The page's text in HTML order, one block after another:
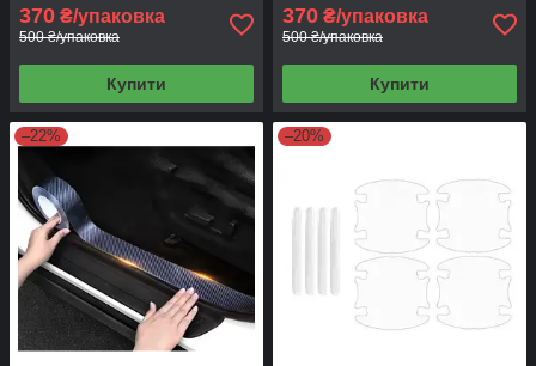
370 ₴/упаковка
500 ₴/упаковка
Купити
370 ₴/упаковка
500 ₴/упаковка
Купити
–22% –20%